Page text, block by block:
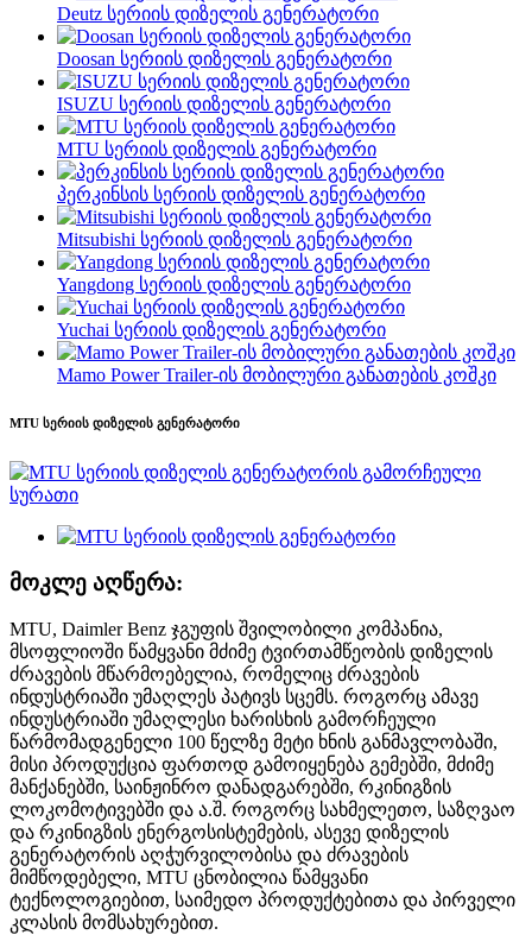
Deutz სერიის დიზელის გენერატორი
Doosan სერიის დიზელის გენერატორი
ISUZU სერიის დიზელის გენერატორი
MTU სერიის დიზელის გენერატორი
პერკინსის სერიის დიზელის გენერატორი
Mitsubishi სერიის დიზელის გენერატორი
Yangdong სერიის დიზელის გენერატორი
Yuchai სერიის დიზელის გენერატორი
Mamo Power Trailer-ის მობილური განათების კოშკი
MTU სერიის დიზელის გენერატორი
მოკლე აღწერა:
MTU, Daimler Benz ჯგუფის შვილობილი კომპანია,
მსოფლიოში წამყვანი მძიმე ტვირთამწეობის დიზელის
ძრავების მწარმოებელია, რომელიც ძრავების
ინდუსტრიაში უმაღლეს პატივს სცემს. როგორც ამავე
ინდუსტრიაში უმაღლესი ხარისხის გამორჩეული
წარმომადგენელი 100 წელზე მეტი ხნის განმავლობაში,
მისი პროდუქცია ფართოდ გამოიყენება გემებში, მძიმე
მანქანებში, საინჟინრო დანადგარებში, რკინიგზის
ლოკომოტივებში და ა.შ. როგორც სახმელეთო, საზღვაო
და რკინიგზის ენერგოსისტემების, ასევე დიზელის
გენერატორის აღჭურვილობისა და ძრავების
მიმწოდებელი, MTU ცნობილია წამყვანი
ტექნოლოგიებით, საიმედო პროდუქტებითა და პირველი
კლასის მომსახურებით.